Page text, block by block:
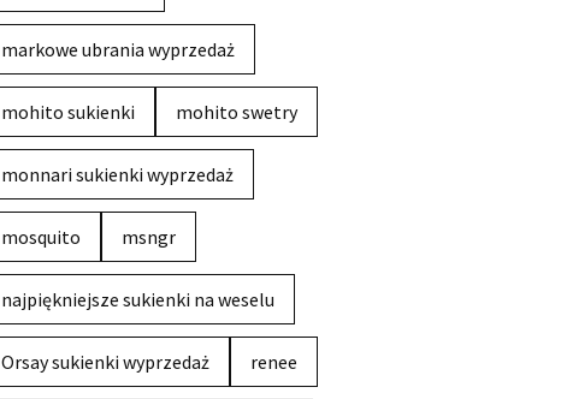
markowe ubrania wyprzedaż
mohito sukienki mohito swetry
monnari sukienki wyprzedaż
mosquito msngr
najpiękniejsze sukienki na weselu
Orsay sukienki wyprzedaż renee